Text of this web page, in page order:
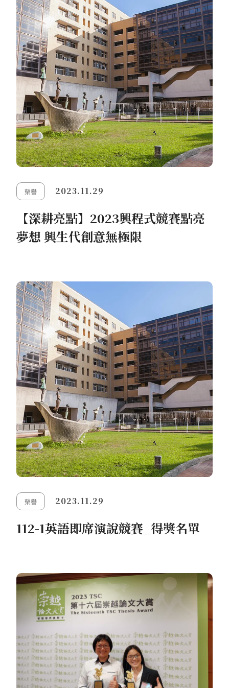
榮譽 2023.11.29
【深耕亮點】2023興程式競賽點亮
夢想 興生代創意無極限
榮譽 2023.11.29
112-1英語即席演說競賽_得獎名單